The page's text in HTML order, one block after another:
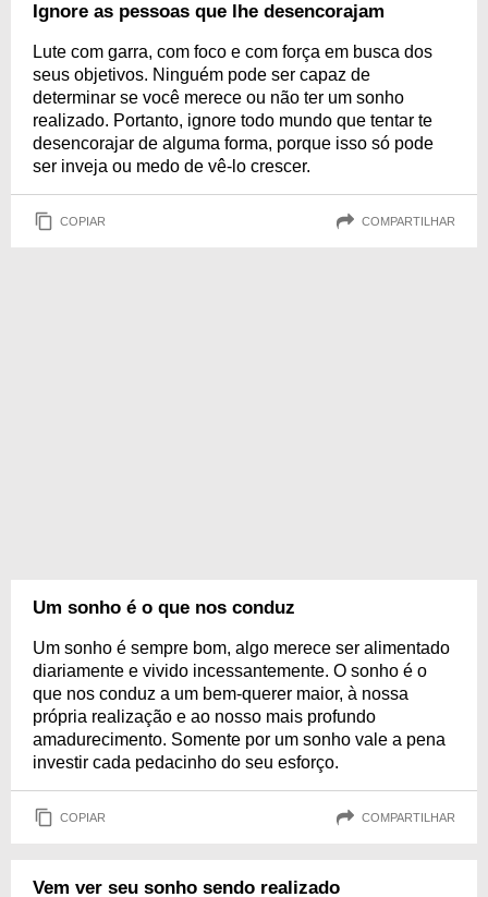
Ignore as pessoas que lhe desencorajam
Lute com garra, com foco e com força em busca dos
seus objetivos. Ninguém pode ser capaz de
determinar se você merece ou não ter um sonho
realizado. Portanto, ignore todo mundo que tentar te
desencorajar de alguma forma, porque isso só pode
ser inveja ou medo de vê-lo crescer.
COPIAR COMPARTILHAR
Um sonho é o que nos conduz
Um sonho é sempre bom, algo merece ser alimentado
diariamente e vivido incessantemente. O sonho é o
que nos conduz a um bem-querer maior, à nossa
própria realização e ao nosso mais profundo
amadurecimento. Somente por um sonho vale a pena
investir cada pedacinho do seu esforço.
COPIAR COMPARTILHAR
Vem ver seu sonho sendo realizado